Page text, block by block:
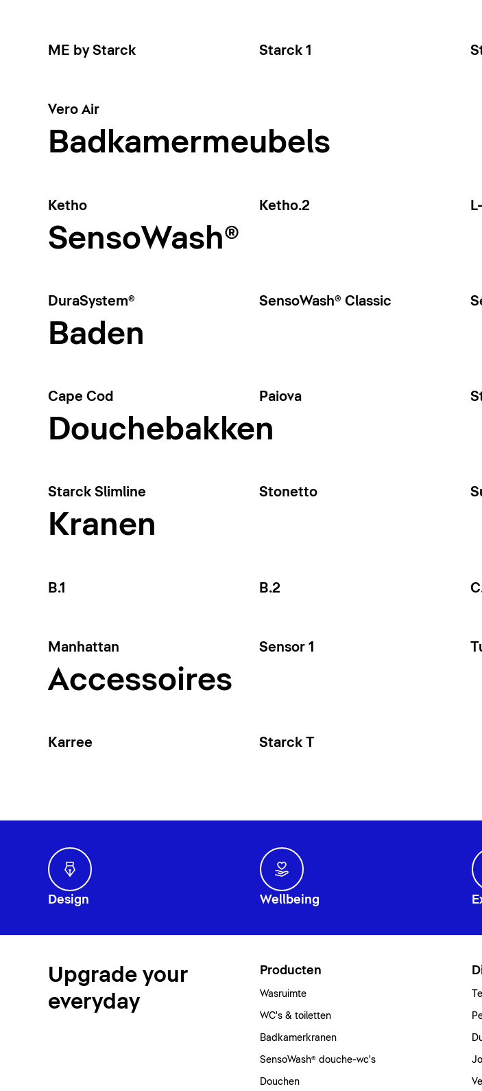
ME by Starck Starck 1
Vero Air
Badkamermeubels
Ketho Ketho.2
SensoWash®
DuraSystem® SensoWash® Classic
Baden
Cape Cod Paiova
Douchebakken
Starck Slimline Stonetto
Kranen
B.1 B.2
Manhattan Sensor 1
Accessoires
Karree Starck T
Design Wellbeing
Upgrade your
everyday
Producten
Wasruimte
WC's & toiletten
Badkamerkranen
SensoWash® douche-wc's
Douchen